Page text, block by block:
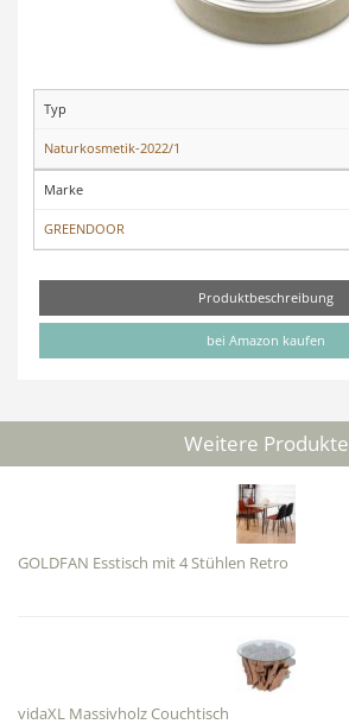
Typ
Naturkosmetik-2022/1
Marke
GREENDOOR
Produktbeschreibung
bei Amazon kaufen
Weitere Produkte
GOLDFAN Esstisch mit 4 Stühlen Retro
vidaXL Massivholz Couchtisch